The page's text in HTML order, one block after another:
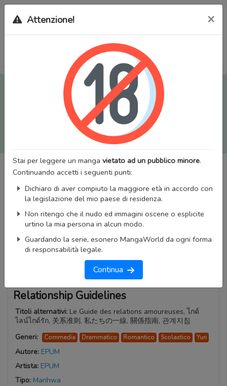
Tutti i Doujinshi e Manga per adulti (+18) sono stati trasferiti
sul nostro nuovo sito (
mangaworldadult.net
); invece, per i
Manga classici, puoi utilizzare
MangaWorld
Potrai effettuare illogincon il tuo account di MangaWorld
tutti i dati sono condivisi tra i due siti,
perderai alcun dato, inclusi bookmarks e premium
Attenzione! ×
Stai per leggere un manga vietato ad un pubblico minore.
Continuando accetti i seguenti punti:
Dichiaro di aver compiuto la maggiore età in accordo con
la legislazione del mio paese di residenza.
Non ritengo che il nudo ed immagini oscene o esplicite
urtino la mia persona in alcun modo.
Guardando la serie, esonero MangaWorld da ogni forma
di responsabilità legale.
Continua
Relationship Guidelines
Titoli alternativi: Le Guide des relations amoureuses, ไกด์
ไลน์ไกด์รัก, 关系准则, 私たちの一線, 關係指南, 관계지침
Generi:
Commedia Drammatico Romantico Scolastico Yuri
Autore: EPUM
Artista: EPUM
Tipo: Manhwa